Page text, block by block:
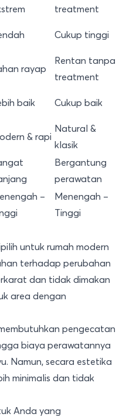
treatment
Cukup tinggi
rayap
Rentan tanpa
treatment
baik Cukup baik
& rapi
Natural &
klasik
Bergantung
perawatan
–
Menengah –
Tinggi
untuk rumah modern
terhadap perubahan
dan tidak dimakan
area dengan
pengecatan
biaya perawatannya
Namun, secara estetika
minimalis dan tidak
Anda yang